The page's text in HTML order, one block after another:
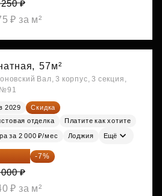
₽
₽ за м²
57м²
Вал, 3 корпус, 3 секция,
2029
Скидка
отделка
Платите как хотите
за 2 000 ₽/мес Лоджия Ещё
280 ₽ -7%
₽
₽ за м²